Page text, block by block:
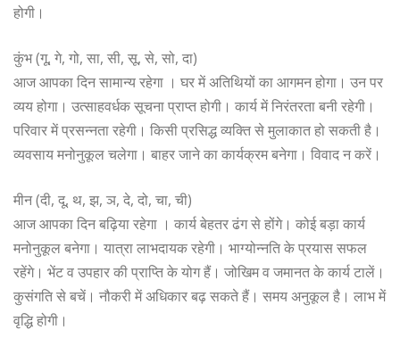
होगी।
कुंभ (गू, गे, गो, सा, सी, सू, से, सो, दा)
आज आपका दिन सामान्य रहेगा । घर में अतिथियों का आगमन होगा। उन पर
व्यय होगा। उत्साहवर्धक सूचना प्राप्त होगी। कार्य में निरंतरता बनी रहेगी।
परिवार में प्रसन्नता रहेगी। किसी प्रसिद्ध व्यक्ति से मुलाकात हो सकती है।
व्यवसाय मनोनुकूल चलेगा। बाहर जाने का कार्यक्रम बनेगा। विवाद न करें।
मीन (दी, दू, थ, झ, ञ, दे, दो, चा, ची)
आज आपका दिन बढ़िया रहेगा । कार्य बेहतर ढंग से होंगे। कोई बड़ा कार्य
मनोनुकूल बनेगा। यात्रा लाभदायक रहेगी। भाग्योन्नति के प्रयास सफल
रहेंगे। भेंट व उपहार की प्राप्ति के योग हैं। जोखिम व जमानत के कार्य टालें।
कुसंगति से बचें। नौकरी में अधिकार बढ़ सकते हैं। समय अनुकूल है। लाभ में
वृद्धि होगी।